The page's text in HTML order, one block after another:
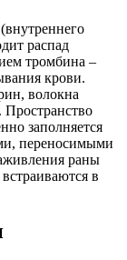
распад
тромбина –
крови.
волокна
Пространство
заполняется
переносимыми
раны
в